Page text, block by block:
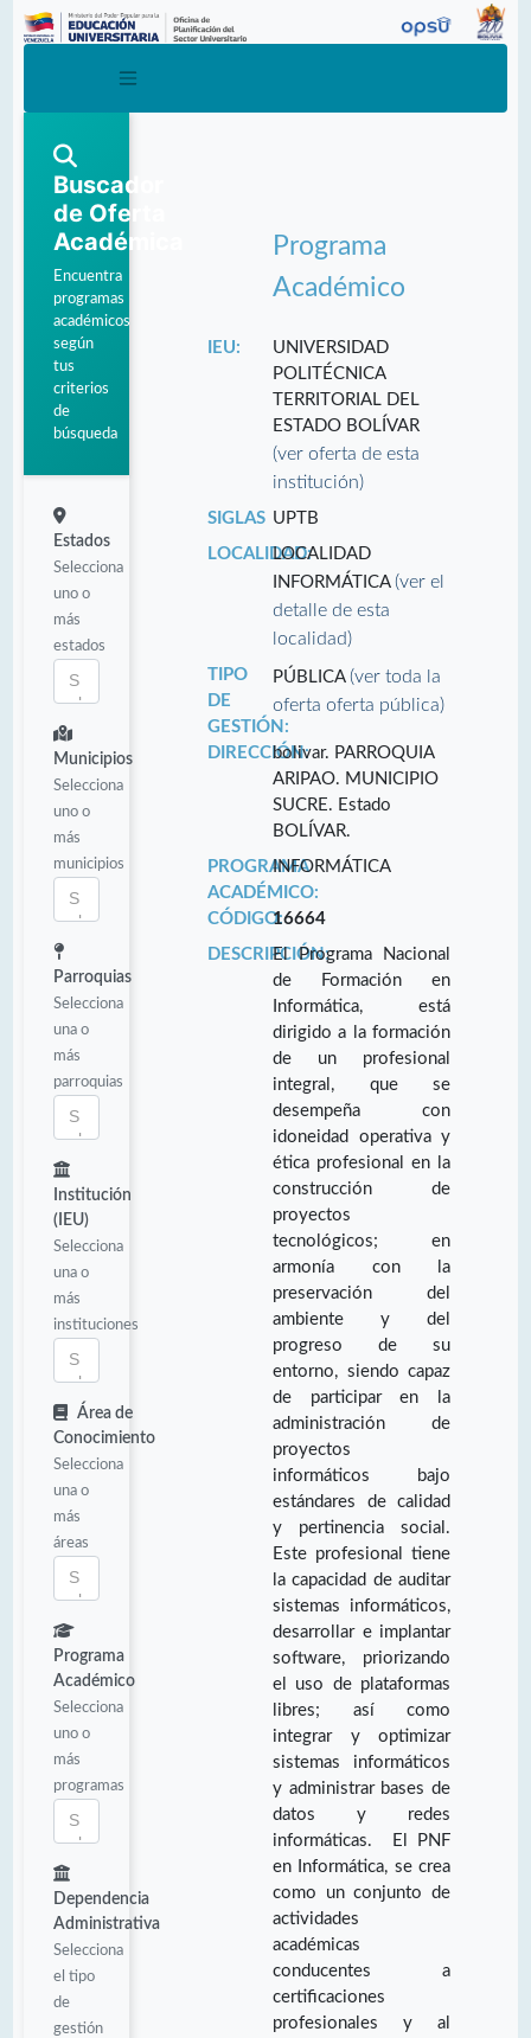
Buscador
de Oferta
Académica
Encuentra
programas
académicos
según
tus
criterios
de
búsqueda
Estados
Selecciona
uno o
más
estados
Municipios
Selecciona
uno o
más
municipios
Parroquias
Selecciona
una o
más
parroquias
Institución
(IEU)
Selecciona
una o
más
instituciones
Área de
Conocimiento
Selecciona
una o
más
áreas
Programa
Académico
Selecciona
uno o
más
programas
Dependencia
Administrativa
Selecciona
el tipo
de
gestión
Programa
Académico
IEU:
UNIVERSIDAD
POLITÉCNICA
TERRITORIAL DEL
ESTADO BOLÍVAR
(ver oferta de esta
institución)
SIGLAS UPTB
LOCALIDAD:LOCALIDAD
INFORMÁTICA(ver el
detalle de esta
localidad)
TIPO
DE
GESTIÓN:
PÚBLICA(ver toda la
oferta oferta pública)
DIRECCIÓN:bolivar. PARROQUIA
ARIPAO. MUNICIPIO
SUCRE. Estado
BOLÍVAR.
PROGRAMA
ACADÉMICO:
INFORMÁTICA
CÓDIGO:16664
DESCRIPCIÓN:El Programa Nacional
de Formación en
Informática, está
dirigido a la formación
de un profesional
integral, que se
desempeña con
idoneidad operativa y
ética profesional en la
construcción de
proyectos
tecnológicos; en
armonía con la
preservación del
ambiente y del
progreso de su
entorno, siendo capaz
de participar en la
administración de
proyectos
informáticos bajo
estándares de calidad
y pertinencia social.
Este profesional tiene
la capacidad de auditar
sistemas informáticos,
desarrollar e implantar
software, priorizando
el uso de plataformas
libres; así como
integrar y optimizar
sistemas informáticos
y administrar bases de
datos y redes
informáticas. El PNF
en Informática, se crea
como un conjunto de
actividades
académicas
conducentes a
certificaciones
profesionales y al